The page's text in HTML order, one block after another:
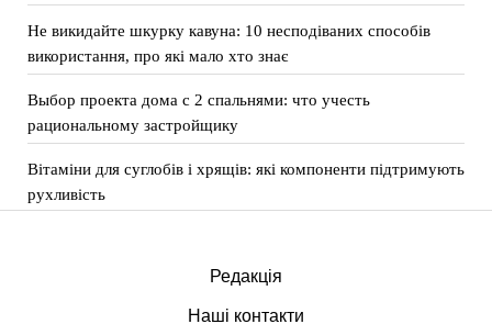
Не викидайте шкурку кавуна: 10 несподіваних способів
використання, про які мало хто знає
Выбор проекта дома с 2 спальнями: что учесть
рациональному застройщику
Вітаміни для суглобів і хрящів: які компоненти підтримують
рухливість
Редакція
Наші контакти